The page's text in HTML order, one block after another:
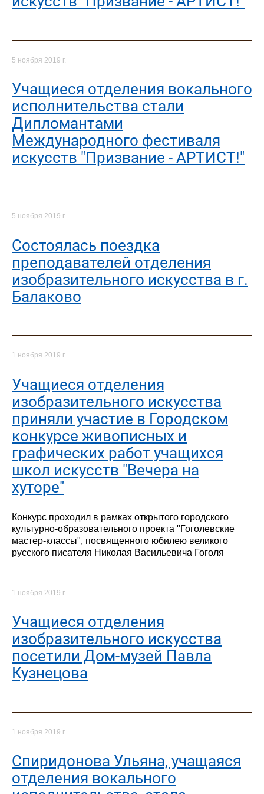
5 ноября 2019 г.
Учащиеся отделения вокального
исполнительства стали
Дипломантами
Международного фестиваля
искусств "Призвание - АРТИСТ!"
5 ноября 2019 г.
Состоялась поездка
преподавателей отделения
изобразительного искусства в г.
Балаково
1 ноября 2019 г.
Учащиеся отделения
изобразительного искусства
приняли участие в Городском
конкурсе живописных и
графических работ учащихся
школ искусств "Вечера на
хуторе"
Конкурс проходил в рамках открытого городского
культурно-образовательного проекта "Гоголевские
мастер-классы", посвященного юбилею великого
русского писателя Николая Васильевича Гоголя
1 ноября 2019 г.
Учащиеся отделения
изобразительного искусства
посетили Дом-музей Павла
Кузнецова
1 ноября 2019 г.
Спиридонова Ульяна, учащаяся
отделения вокального